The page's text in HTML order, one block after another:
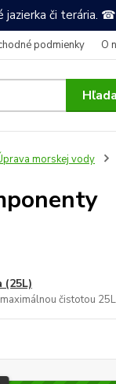
jazierka či terária.
podmienky O
morskej vody
(25L)
čistotou 25L